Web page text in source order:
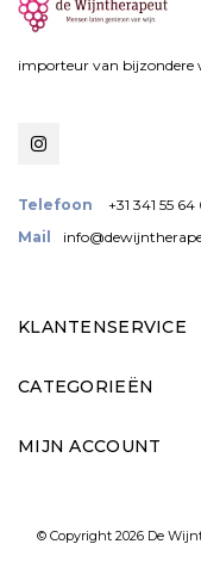
importeur van bijzondere
Telefoon
+31 341 55 64
Mail
KLANTENSERVICE
CATEGORIEËN
MIJN ACCOUNT
© Copyright 2026 De